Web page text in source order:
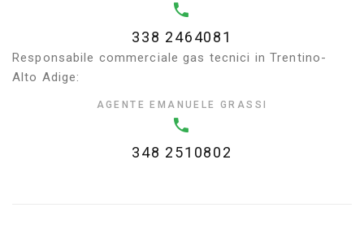
338 2464081
Responsabile commerciale gas tecnici in Trentino-
Alto Adige:
AGENTE EMANUELE GRASSI
348 2510802